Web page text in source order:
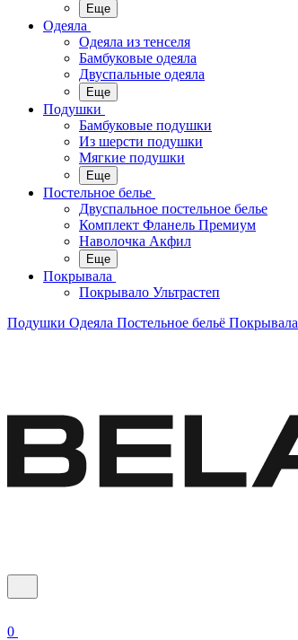
Еще
Одеяла
Одеяла из тенселя
Бамбуковые одеяла
Двуспальные одеяла
Еще
Подушки
Бамбуковые подушки
Из шерсти подушки
Мягкие подушки
Еще
Постельное белье
Двуспальное постельное белье
Комплект Фланель Премиум
Наволочка Акфил
Еще
Покрывала
Покрывало Ультрастеп
Подушки Одеяла Постельное бельё Покрывала
0